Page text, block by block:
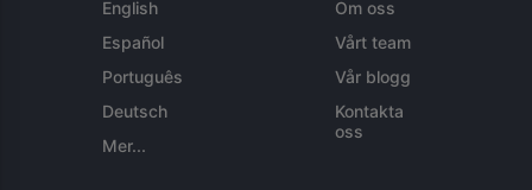
English
Español
Português
Deutsch
Mer...
Om oss
Vårt team
Vår blogg
Kontakta
oss